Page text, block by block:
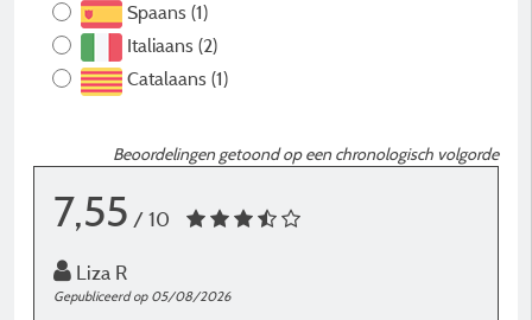
Spaans (1)
Italiaans (2)
Catalaans (1)
Beoordelingen getoond op een chronologisch volgorde
7,55 / 10
Liza R
Gepubliceerd op 05/08/2026